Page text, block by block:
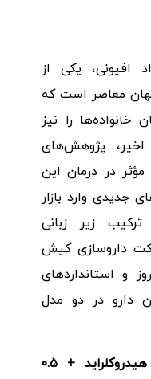
افیونی، یکی از
معاصر است که
خانواده‌ها را نیز
پژوهش‌های
در درمان این
جدیدی وارد بازار
زیر زبانی
داروسازی کیش
و استانداردهای
دارو در دو مدل
+ ۰.۵